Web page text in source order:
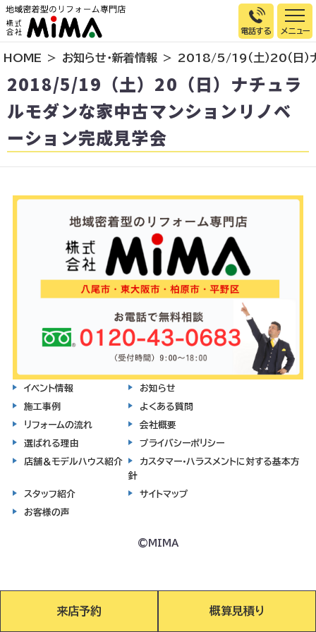
電話する
トップページ
選ばれる理由
施工事例
お客様の声
イベント情報
店舗＆モデルハウス紹介
スタッフ紹介
リフォームの流れ
お知らせ
会社概要
HOME お知らせ・新着情報 2018/5/19（土）20（日）
2018/5/19（土）20（日）ナチュラ
ルモダンな家中古マンションリノベ
ーション完成見学会
イベント情報
施工事例
リフォームの流れ
選ばれる理由
店舗＆モデルハウス紹介
スタッフ紹介
お客様の声
お知らせ
よくある質問
会社概要
プライバシーポリシー
カスタマー・ハラスメントに対する基本方
針
サイトマップ
©MIMA
来店予約 概算見積り